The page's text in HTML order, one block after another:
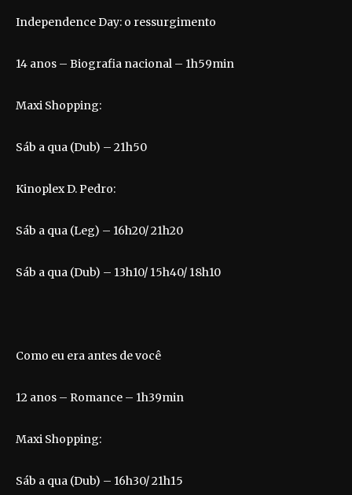
Independence Day: o ressurgimento
14 anos – Biografia nacional – 1h59min
Maxi Shopping:
Sáb a qua (Dub) – 21h50
Kinoplex D. Pedro:
Sáb a qua (Leg) – 16h20/ 21h20
Sáb a qua (Dub) – 13h10/ 15h40/ 18h10
Como eu era antes de você
12 anos – Romance – 1h39min
Maxi Shopping:
Sáb a qua (Dub) – 16h30/ 21h15